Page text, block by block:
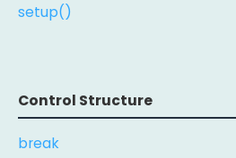
setup()
Control Structure
break